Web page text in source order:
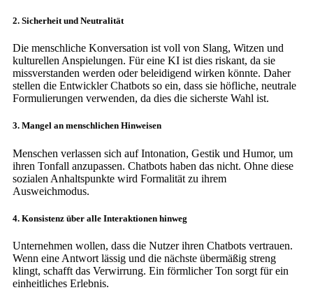
2. Sicherheit und Neutralität
Die menschliche Konversation ist voll von Slang, Witzen und
kulturellen Anspielungen. Für eine KI ist dies riskant, da sie
missverstanden werden oder beleidigend wirken könnte. Daher
stellen die Entwickler Chatbots so ein, dass sie höfliche, neutrale
Formulierungen verwenden, da dies die sicherste Wahl ist.
3. Mangel an menschlichen Hinweisen
Menschen verlassen sich auf Intonation, Gestik und Humor, um
ihren Tonfall anzupassen. Chatbots haben das nicht. Ohne diese
sozialen Anhaltspunkte wird Formalität zu ihrem
Ausweichmodus.
4. Konsistenz über alle Interaktionen hinweg
Unternehmen wollen, dass die Nutzer ihren Chatbots vertrauen.
Wenn eine Antwort lässig und die nächste übermäßig streng
klingt, schafft das Verwirrung. Ein förmlicher Ton sorgt für ein
einheitliches Erlebnis.